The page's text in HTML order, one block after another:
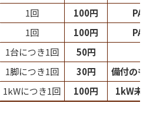
1回 100円
PA
1回 100円
PA
1台につき1回
50円
1脚につき1回 30円
備付のも
1kWにつき1回 100円 1kW未